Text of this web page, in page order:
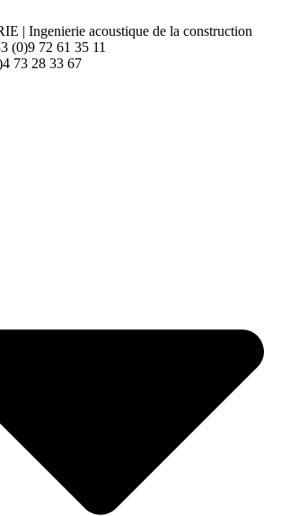
| Ingenierie acoustique de la construction
(0)9 72 61 35 11
73 28 33 67